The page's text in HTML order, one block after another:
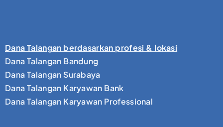
Dana Talangan berdasarkan profesi & lokasi
Dana Talangan Bandung
Dana Talangan Surabaya
Dana Talangan Karyawan Bank
Dana Talangan Karyawan Professional